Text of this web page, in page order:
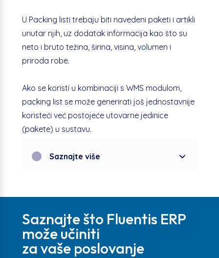
U Packing listi trebaju biti navedeni paketi i artikli
unutar njih, uz dodatak informacija kao što su
neto i bruto težina, širina, visina, volumen i
priroda robe.
Ako se koristi u kombinaciji s WMS modulom,
packing list se može generirati još jednostavnije
koristeći već postojeće utovarne jedinice
(pakete) u sustavu.
Saznajte više
Saznajte što Fluentis ERP
može učiniti
za vaše poslovanje